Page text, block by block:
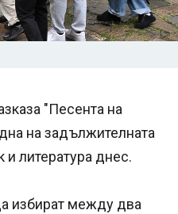
"Песента на
на задължителната
и литература днес.
избират между два